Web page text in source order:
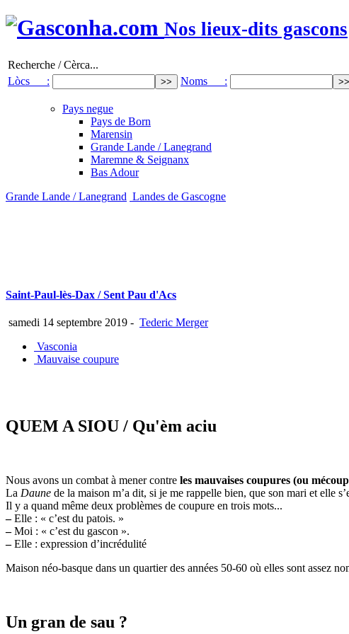
Nos lieux-dits gascons
Recherche / Cèrca...
Lòcs :
Noms :
Pays negue
Pays de Born
Marensin
Grande Lande / Lanegrand
Maremne & Seignanx
Bas Adour
Grande Lande / Lanegrand Landes de Gascogne
Saint-Paul-lès-Dax / Sent Pau d'Acs
samedi 14 septembre 2019 - Tederic Merger
Vasconia
Mauvaise coupure
QUEM A SIOU / Qu'èm aciu
Nous avons un combat à mener contre les mauvaises coupures (ou
La Daune de la maison m’a dit, si je me rappelle bien, que son mari et elle
Il y a quand même deux problèmes de coupure en trois mots...
–Elle : « c’est du patois. »
–Moi : « c’est du gascon ».
–Elle : expression d’incrédulité
Maison néo-basque dans un quartier des années 50-60 où elles sont assez
Un gran de sau ?